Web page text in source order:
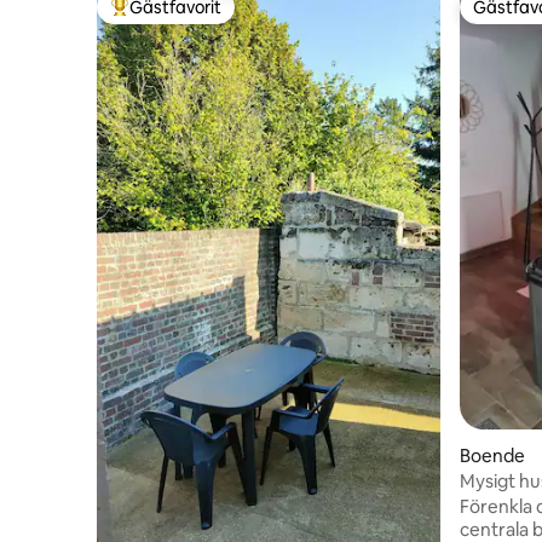
Populär gästfavorit
Gästfavorit
Boende
Mysigt
Förenkla
centrala